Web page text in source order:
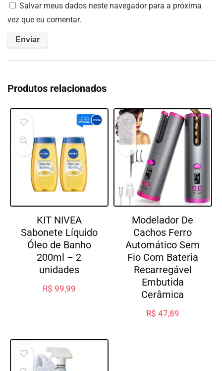
Salvar meus dados neste navegador para a próxima
vez que eu comentar.
Produtos relacionados
KIT NIVEA
Sabonete Líquido
Óleo de Banho
200ml – 2
unidades
R$ 99,99
Modelador De
Cachos Ferro
Automático Sem
Fio Com Bateria
Recarregável
Embutida
Cerâmica
R$ 47,89